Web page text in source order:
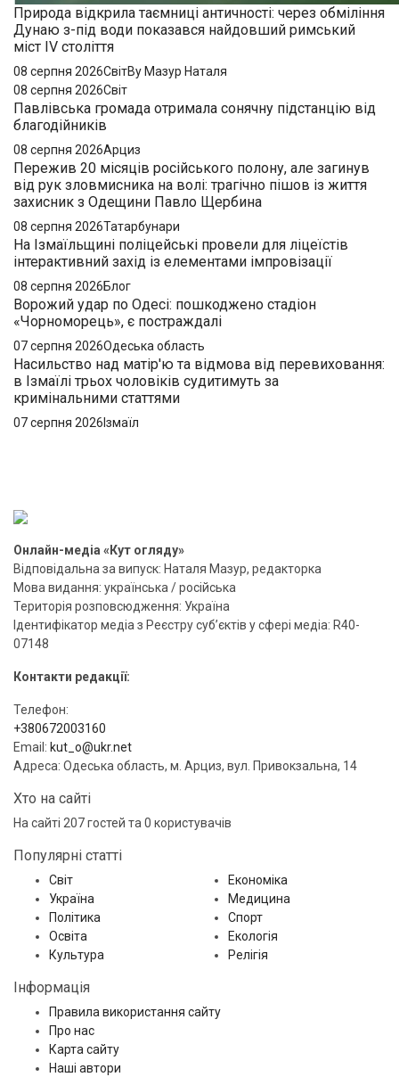
Природа відкрила таємниці античності: через обміління
Дунаю з-під води показався найдовший римський
міст IV століття
08 серпня 2026СвітBy Мазур Наталя
08 серпня 2026Світ
Павлівська громада отримала сонячну підстанцію від
благодійників
08 серпня 2026Арциз
Пережив 20 місяців російського полону, але загинув
від рук зловмисника на волі: трагічно пішов із життя
захисник з Одещини Павло Щербина
08 серпня 2026Татарбунари
На Ізмаїльщині поліцейські провели для ліцеїстів
інтерактивний захід із елементами імпровізації
08 серпня 2026Блог
Ворожий удар по Одесі: пошкоджено стадіон
«Чорноморець», є постраждалі
07 серпня 2026Одеська область
Насильство над матір'ю та відмова від перевиховання:
в Ізмаїлі трьох чоловіків судитимуть за
кримінальними статтями
07 серпня 2026Ізмаїл
Онлайн-медіа «Кут огляду»
Відповідальна за випуск: Наталя Мазур, редакторка
Мова видання: українська / російська
Територія розповсюдження: Україна
Ідентифікатор медіа з Реєстру суб’єктів у сфері медіа: R40-
07148
Контакти редакції:
Телефон:
+380672003160
Email: kut_o@ukr.net
Адреса: Одеська область, м. Арциз, вул. Привокзальна, 14
Хто на сайті
На сайті 207 гостей та 0 користувачів
Популярні статті
Світ
Україна
Політика
Освіта
Культура
Економіка
Медицина
Спорт
Екологія
Релігія
Інформація
Правила використання сайту
Про нас
Карта сайту
Наші автори